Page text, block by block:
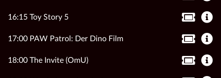
16:15 Toy Story 5
17:00 PAW Patrol: Der Dino Film
18:00 The Invite (OmU)